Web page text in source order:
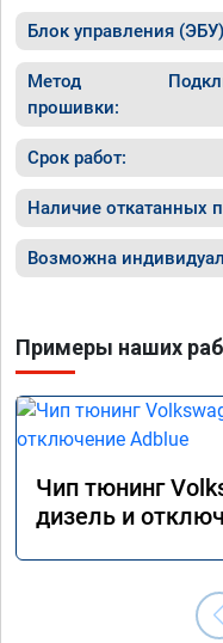
Блок управления
Метод
прошивки:
Срок работ:
Наличие откатанных
Возможна
Примеры наших
Чип тюнинг
дизель и